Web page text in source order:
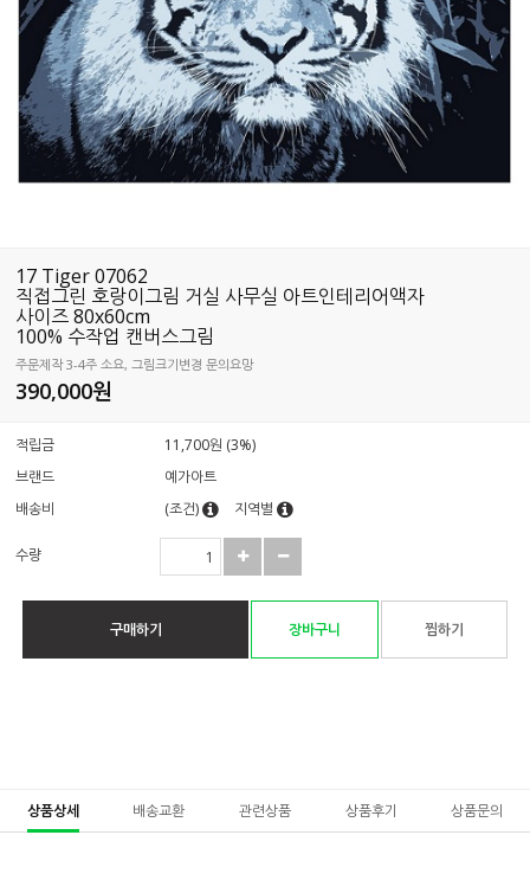
17 Tiger 07062
직접그린 호랑이그림 거실 사무실 아트인테리어액자
사이즈 80x60cm
100% 수작업 캔버스그림
주문제작 3-4주 소요, 그림크기변경 문의요망
390,000원
적립금
11,700원 (3%)
브랜드
예가아트
배송비
(조건) 지역별
수량
구매하기 장바구니 찜하기
상품상세 배송교환 관련상품 상품후기 상품문의